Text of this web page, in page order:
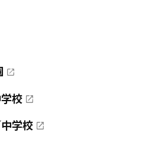
校
学校